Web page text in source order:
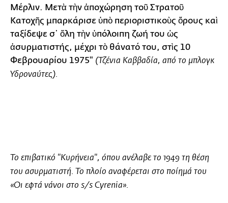
Μέρλιν. Μετὰ τὴν ἀποχώρηση τοῦ Στρατοῦ
Κατοχῆς μπαρκάρισε ὑπὸ περιοριστικοὺς ὅρους καὶ
ταξίδεψε σ᾿ ὅλη τὴν ὑπόλοιπη ζωή του ὡς
ἀσυρματιστής, μέχρι τὸ θάνατό του, στὶς 10
Φεβρουαρίου 1975" ( Τζένια Καββαδία, από το μπλογκ
Υδροναύτες).
Το επιβατικό "Κυρήνεια", όπου ανέλαβε το 1949 τη θέση
του ασυρματιστή. Το πλοίο αναφέρεται στο ποίημά του
«Οι εφτά νάνοι στο s/s Cyrenia».